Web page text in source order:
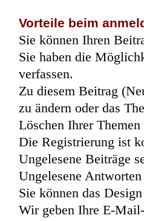
Vorteile beim
Sie können Ihren
Sie haben die
verfassen.
Zu diesem Beitrag
zu ändern oder das
Löschen Ihrer
Die Registrierung ist
Ungelesene Beiträge
Ungelesene
Sie können das
Wir geben Ihre E-